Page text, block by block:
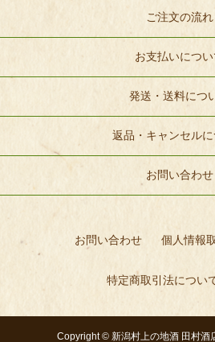
ご注文の流れ
お支払いについ
発送・送料につ
返品・キャンセルに
お問い合わせ
お問い合わせ 個人情報
特定商取引法につい
Copyright © 新潟村上の地酒 田村酒